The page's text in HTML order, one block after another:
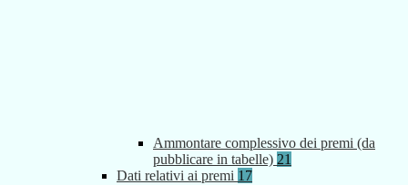
Ammontare complessivo dei premi (da
pubblicare in tabelle) 21
Dati relativi ai premi 17